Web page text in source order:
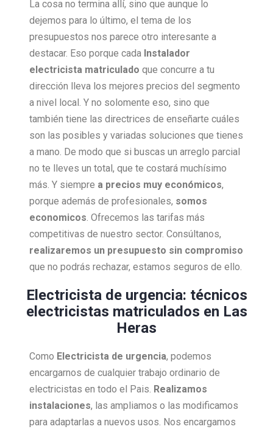
La cosa no termina allí, sino que aunque lo
dejemos para lo último, el tema de los
presupuestos nos parece otro interesante a
destacar. Eso porque cada Instalador
electricista matriculado que concurre a tu
dirección lleva los mejores precios del segmento
a nivel local. Y no solomente eso, sino que
también tiene las directrices de enseñarte cuáles
son las posibles y variadas soluciones que tienes
a mano. De modo que si buscas un arreglo parcial
no te lleves un total, que te costará muchísimo
más. Y siempre a precios muy económicos,
porque además de profesionales, somos
economicos . Ofrecemos las tarifas más
competitivas de nuestro sector. Consúltanos,
realizaremos un presupuesto sin compromiso
que no podrás rechazar, estamos seguros de ello.
Electricista de urgencia: técnicos
electricistas matriculados en Las
Heras
Como Electricista de urgencia, podemos
encargarnos de cualquier trabajo ordinario de
electricistas en todo el Pais. Realizamos
instalaciones, las ampliamos o las modificamos
para adaptarlas a nuevos usos. Nos encargamos